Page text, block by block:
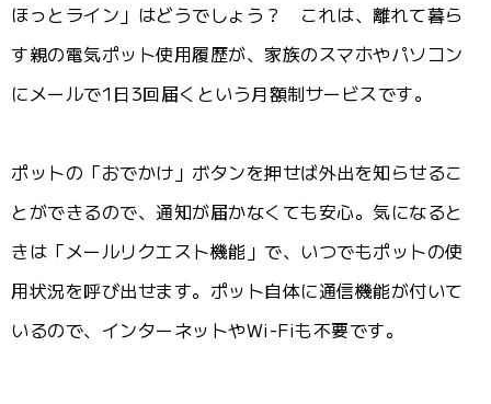
ほっとライン」はどうでしょう？ これは、離れて暮ら
す親の電気ポット使用履歴が、家族のスマホやパソコン
にメールで1日3回届くという月額制サービスです。
ポットの「おでかけ」ボタンを押せば外出を知らせるこ
とができるので、通知が届かなくても安心。気になると
きは「メールリクエスト機能」で、いつでもポットの使
用状況を呼び出せます。ポット自体に通信機能が付いて
いるので、インターネットやWi-Fiも不要です。